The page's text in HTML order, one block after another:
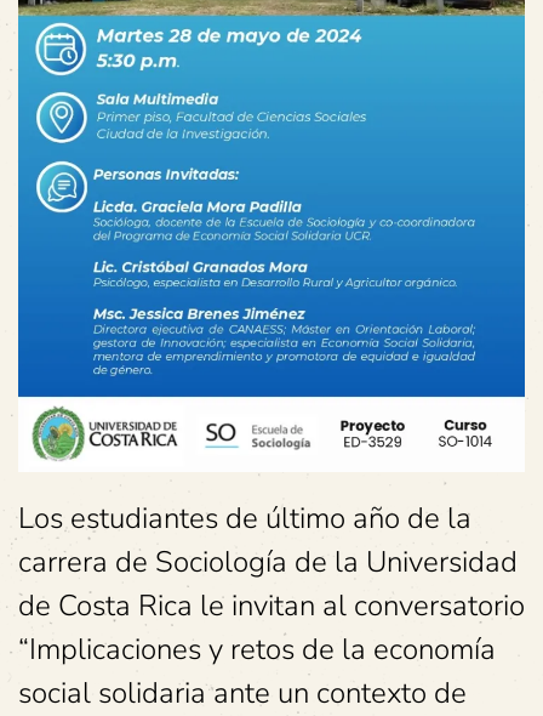
Los estudiantes de último año de la
carrera de Sociología de la Universidad
de Costa Rica le invitan al conversatorio
“Implicaciones y retos de la economía
social solidaria ante un contexto de